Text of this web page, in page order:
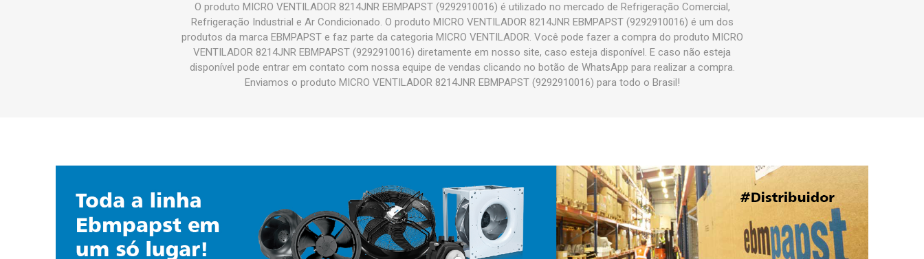
O produto MICRO VENTILADOR 8214JNR EBMPAPST (9292910016) é utilizado no mercado de Refrigeração Comercial,
Refrigeração Industrial e Ar Condicionado. O produto MICRO VENTILADOR 8214JNR EBMPAPST (9292910016) é um dos
produtos da marca EBMPAPST e faz parte da categoria MICRO VENTILADOR. Você pode fazer a compra do produto MICRO
VENTILADOR 8214JNR EBMPAPST (9292910016) diretamente em nosso site, caso esteja disponível. E caso não esteja
disponível pode entrar em contato com nossa equipe de vendas clicando no botão de WhatsApp para realizar a compra.
Enviamos o produto MICRO VENTILADOR 8214JNR EBMPAPST (9292910016) para todo o Brasil!